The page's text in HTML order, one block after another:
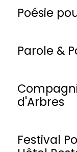
Poésie
Parole &
d'Arbres
Festival